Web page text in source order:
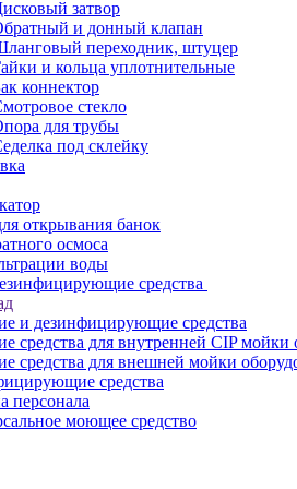
затвор
и донный клапан
переходник, штуцер
и кольца уплотнительные
коннектор
стекло
для трубы
под склейку
открывания банок
осмоса
воды
средства
и дезинфицирующие средства
средства для внутренней CIP мойки
средства для внешней мойки
средства
персонала
моющее средство